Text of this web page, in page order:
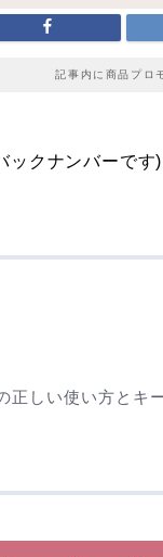
記事内に商品プロ
ックナンバーです)
正しい使い方とキ